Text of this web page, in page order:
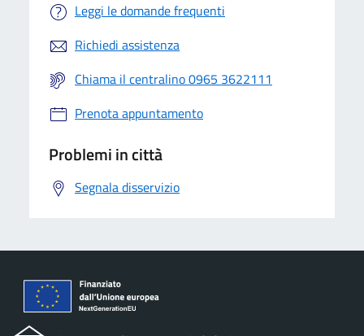
Leggi le domande frequenti
Richiedi assistenza
Chiama il centralino 0965 3622111
Prenota appuntamento
Problemi in città
Segnala disservizio